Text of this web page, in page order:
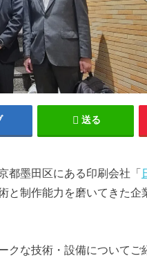
送る
都墨田区にある印刷会社「
と制作能力を磨いてきた企
な技術・設備についてご